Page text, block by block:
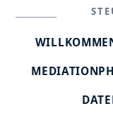
MEDIATION